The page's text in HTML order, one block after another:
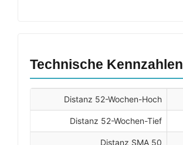
Technische Kennzahlen
Distanz 52-Wochen-Hoch
Distanz 52-Wochen-Tief
Distanz SMA 50